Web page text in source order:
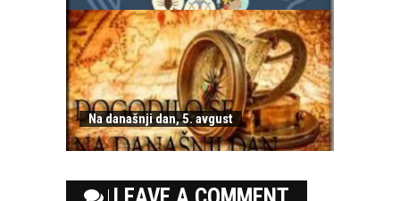
Na današnji dan, 5. avgust